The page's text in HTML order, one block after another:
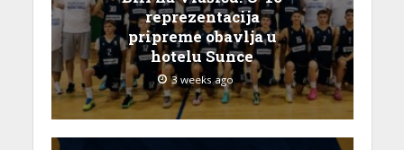
reprezentacija
pripreme obavlja u
hotelu Sunce
3 weeks ago